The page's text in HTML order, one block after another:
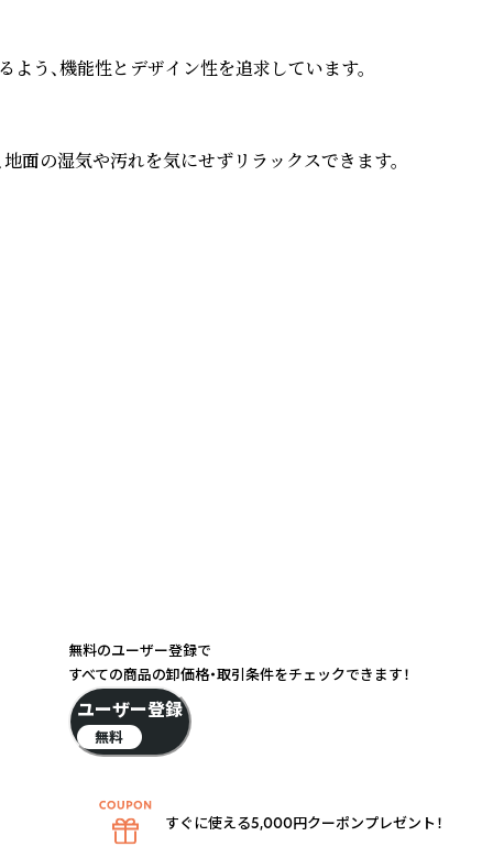
う、機能性とデザイン性を追求しています。
面の湿気や汚れを気にせずリラックスできます。
無料のユーザー登録で
すべての商品の卸価格・取引条件をチェックできます！
ユーザー登録
無料
すぐに使える5,000円クーポンプレゼント！